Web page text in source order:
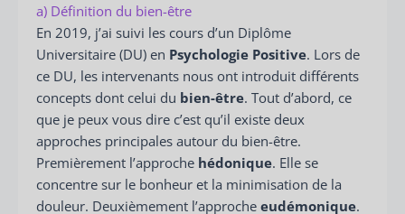
a) Définition du bien-être
En 2019, j’ai suivi les cours d’un Diplôme
Universitaire (DU) en Psychologie Positive. Lors de
ce DU, les intervenants nous ont introduit différents
concepts dont celui du bien-être. Tout d’abord, ce
que je peux vous dire c’est qu’il existe deux
approches principales autour du bien-être.
Premièrement l’approche hédonique. Elle se
concentre sur le bonheur et la minimisation de la
douleur. Deuxièmement l’approche eudémonique.